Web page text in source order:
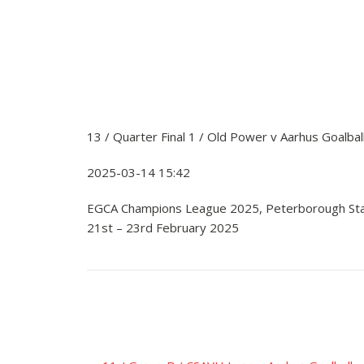
13 / Quarter Final 1 / Old Power v Aarhus Goalball
2025-03-14 15:42
EGCA Champions League 2025, Peterborough
21st – 23rd February 2025